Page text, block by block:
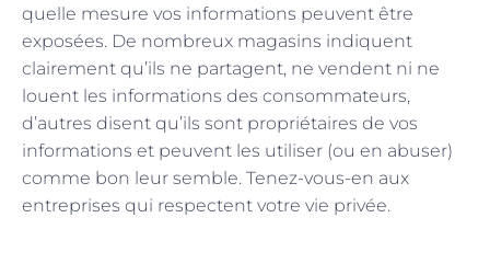
quelle mesure vos informations peuvent être
exposées. De nombreux magasins indiquent
clairement qu’ils ne partagent, ne vendent ni ne
louent les informations des consommateurs,
d’autres disent qu’ils sont propriétaires de vos
informations et peuvent les utiliser (ou en abuser)
comme bon leur semble. Tenez-vous-en aux
entreprises qui respectent votre vie privée.